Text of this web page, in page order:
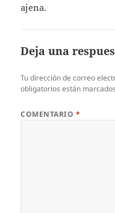
ajena.
Deja una
Tu dirección de correo
obligatorios están
COMENTARIO *